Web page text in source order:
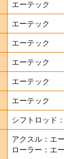
エーテック
エーテック
エーテック
エーテック
エーテック
エーテック
シフトロッド
アクスル：エ
ローラー：エ